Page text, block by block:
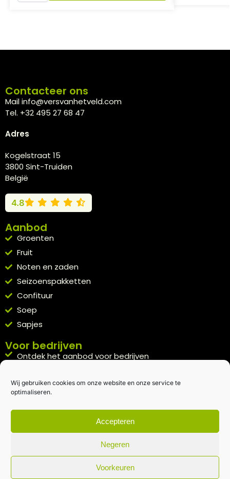
Wij gebruiken cookies om onze website en onze service te
optimaliseren.
Accepteren
Negeren
Voorkeuren
Contacteer ons
Mail info@versvanhetveld.com
Tel. +32 495 27 68 47
Adres
Kogelstraat 15
3800 Sint-Truiden
België
4.8
Aanbod
Groenten
Fruit
Noten en zaden
Seizoenspakketten
Confituur
Soep
Sapjes
Voor bedrijven
Ontdek het aanbod voor bedrijven
Kennismakingspakket aanvragen
Blijft op de hoogte
Rechtstreeks van het veld naar je inbox.
Inschrijven nieuwsbrief